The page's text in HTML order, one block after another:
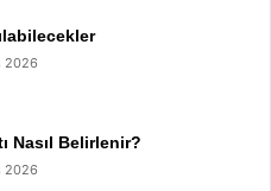
2026
Nasıl Belirlenir?
2026